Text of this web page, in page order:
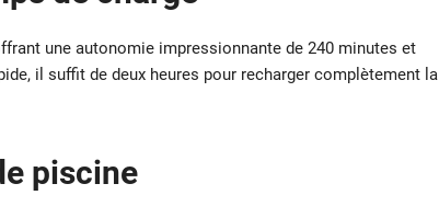
une autonomie impressionnante de 240 minutes et
il suffit de deux heures pour recharger complètement la
piscine